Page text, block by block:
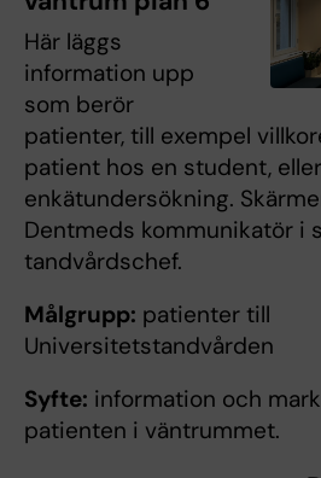
Här läggs
information upp
som berör
patienter, till exempel
patient hos en student,
enkätundersökning.
Dentmeds kommunikatör i
tandvårdschef.
Målgrupp: patienter till
Universitetstandvården
Syfte: information och
patienten i väntrummet.